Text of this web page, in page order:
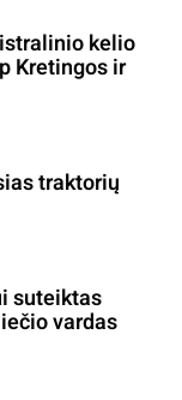
kelio
Kretingos ir
traktorių
suteiktas
vardas